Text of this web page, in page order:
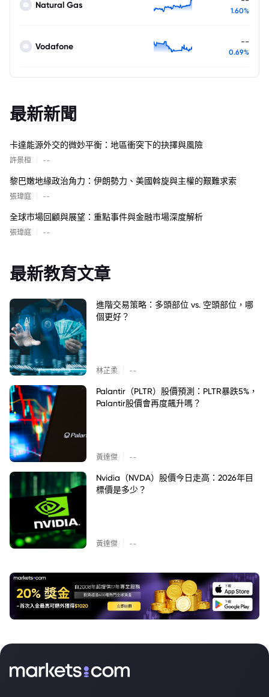
Natural Gas
1.60%
Vodafone --
0.69%
最新新聞
卡達能源外交的微妙平衡：地區衝突下的抉擇與風險
許景桓 --
黎巴嫩地緣政治角力：伊朗勢力、美國斡旋與主權的艱難求索
張瑋庭 --
全球市場回顧與展望：重點事件與金融市場深度解析
張瑋庭 --
最新教育文章
進階交易策略：多頭部位 vs. 空頭部位，哪
個更好？
林芷柔 --
Palantir（PLTR）股價預測：PLTR暴跌5%，
Palantir股價會再度飆升嗎？
黃達傑 --
Nvidia（NVDA）股價今日走高：2026年目
標價是多少？
黃達傑 --